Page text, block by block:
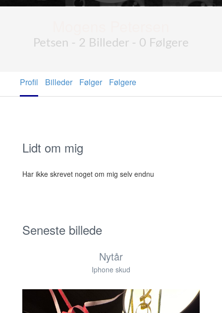
Petsen - 2 Billeder - 0 Følgere
Profil Billeder Følger Følgere
Lidt om mig
Har ikke skrevet noget om mig selv endnu
Seneste billede
Nytår
Iphone skud